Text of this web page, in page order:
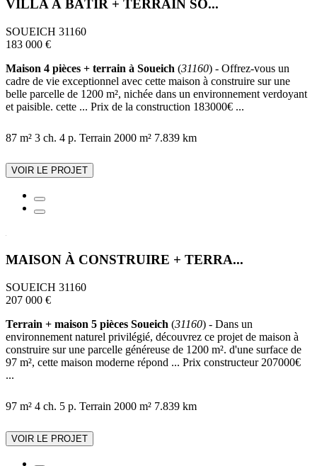
VILLA À BÂTIR + TERRAIN SO...
SOUEICH 31160
183 000 €
Maison 4 pièces + terrain à Soueich (31160) - Offrez-vous un
cadre de vie exceptionnel avec cette maison à construire sur une
belle parcelle de 1200 m², nichée dans un environnement verdoyant
et paisible. cette ... Prix de la construction 183000€ ...
87 m² 3 ch. 4 p. Terrain 2000 m² 7.839 km
VOIR LE PROJET
MAISON À CONSTRUIRE + TERRA...
SOUEICH 31160
207 000 €
Terrain + maison 5 pièces Soueich (31160) - Dans un
environnement naturel privilégié, découvrez ce projet de maison à
construire sur une parcelle généreuse de 1200 m². d'une surface de
97 m², cette maison moderne répond ... Prix constructeur 207000€
...
97 m² 4 ch. 5 p. Terrain 2000 m² 7.839 km
VOIR LE PROJET